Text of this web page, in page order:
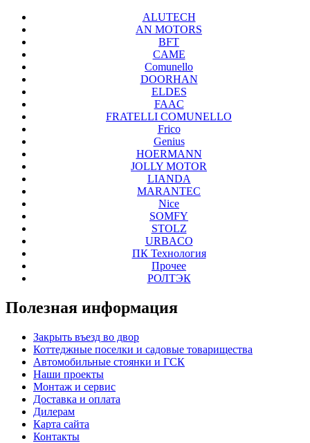
ALUTECH
AN MOTORS
BFT
CAME
Comunello
DOORHAN
ELDES
FAAC
FRATELLI COMUNELLO
Frico
Genius
HOERMANN
JOLLY MOTOR
LIANDA
MARANTEC
Nice
SOMFY
STOLZ
URBACO
ПК Технология
Прочее
РОЛТЭК
Полезная информация
Закрыть въезд во двор
Коттеджные поселки и садовые товарищества
Автомобильные стоянки и ГСК
Наши проекты
Монтаж и сервис
Доставка и оплата
Дилерам
Карта сайта
Контакты